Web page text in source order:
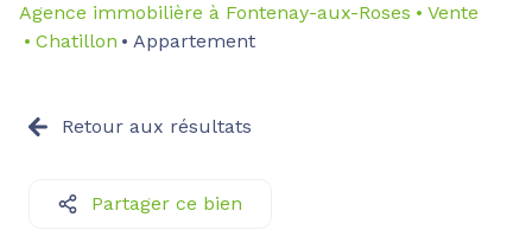
accueil
courte
gestion
Agence immobilière à Fontenay-aux-Roses
Vente
Chatillon
Appartement
Retour aux résultats
Partager ce bien